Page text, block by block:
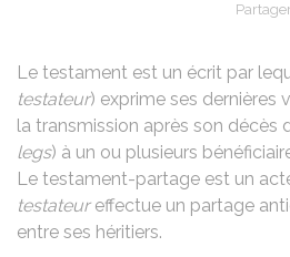
Le testament est un écrit par
testateur) exprime ses dernières
la transmission après son décès
legs) à un ou plusieurs
Le testament-partage est un
testateur effectue un partage
entre ses héritiers.